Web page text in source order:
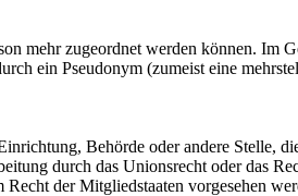
mehr zugeordnet werden können. Im
ein Pseudonym (zumeist eine
Behörde oder andere Stelle,
durch das Unionsrecht oder das
der Mitgliedstaaten vorgesehen